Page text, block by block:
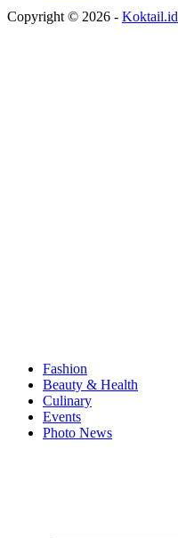
Copyright © 2026 - Koktail.id
Fashion
Beauty & Health
Culinary
Events
Photo News